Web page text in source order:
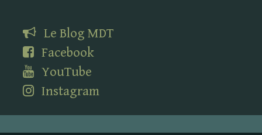
Le Blog MDT
Facebook
YouTube
Instagram